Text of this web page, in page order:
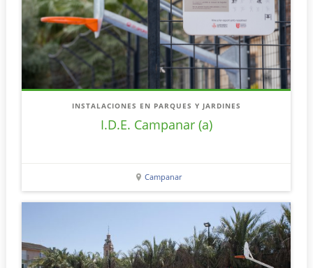
INSTALACIONES EN PARQUES Y JARDINES
I.D.E. Campanar (a)
Campanar